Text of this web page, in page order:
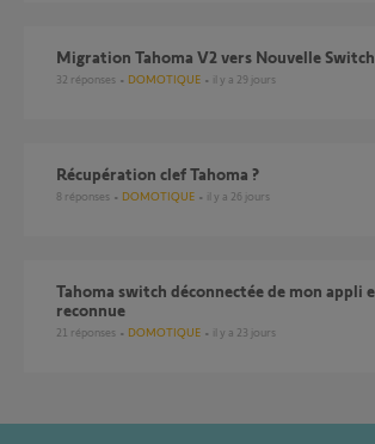
Migration Tahoma V2 vers Nouvelle Switch
32 réponses DOMOTIQUE il y a 29 jours
Récupération clef Tahoma ?
8 réponses DOMOTIQUE il y a 26 jours
Tahoma switch déconnectée de mon appli et n est plus
reconnue
21 réponses DOMOTIQUE il y a 23 jours